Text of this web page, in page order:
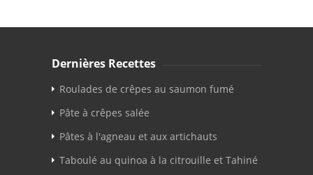
Dernières Recettes
Roulades de crêpes au saumon fumé
Pâte à crêpes salée
Pâtes à l'agneau et aux artichauts
Taboulé au quinoa à la citrouille et Tahiné